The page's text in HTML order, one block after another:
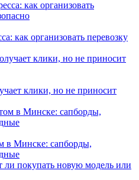
как организовать перевозку
клики, но не приносит
в Минске: сапборды,